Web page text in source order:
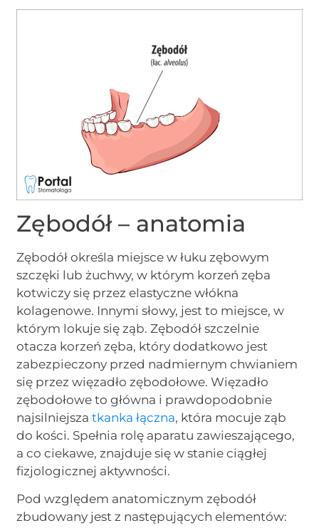
Zębodół – anatomia
Zębodół określa miejsce w łuku zębowym
szczęki lub żuchwy, w którym korzeń zęba
kotwiczy się przez elastyczne włókna
kolagenowe. Innymi słowy, jest to miejsce, w
którym lokuje się ząb. Zębodół szczelnie
otacza korzeń zęba, który dodatkowo jest
zabezpieczony przed nadmiernym chwianiem
się przez więzadło zębodołowe. Więzadło
zębodołowe to główna i prawdopodobnie
najsilniejszatkanka łączna, która mocuje ząb
do kości. Spełnia rolę aparatu zawieszającego,
a co ciekawe, znajduje się w stanie ciągłej
fizjologicznej aktywności.
Pod względem anatomicznym zębodół
zbudowany jest z następujących elementów: